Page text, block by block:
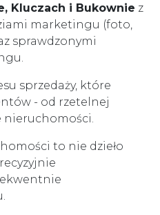
Kluczach i Bukownie z
marketingu (foto,
sprawdzonymi
sprzedaży, które
- od rzetelnej
nieruchomości.
to nie dzieło